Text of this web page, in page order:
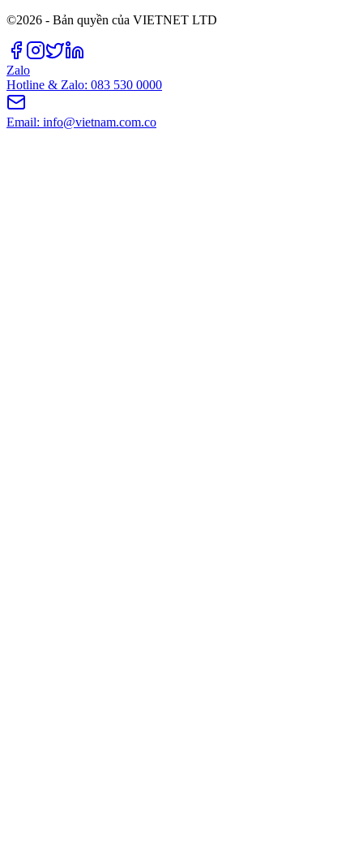
©2026 - Bản quyền của VIETNET LTD
Zalo
Hotline & Zalo: 083 530 0000
Email: info@vietnam.com.co